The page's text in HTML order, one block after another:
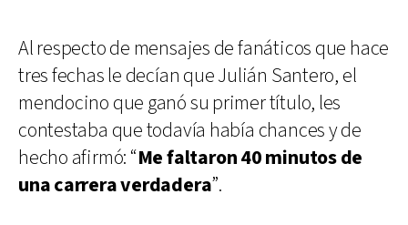
Al respecto de mensajes de fanáticos que hace
tres fechas le decían que Julián Santero, el
mendocino que ganó su primer título, les
contestaba que todavía había chances y de
hecho afirmó: “Me faltaron 40 minutos de
una carrera verdadera”.